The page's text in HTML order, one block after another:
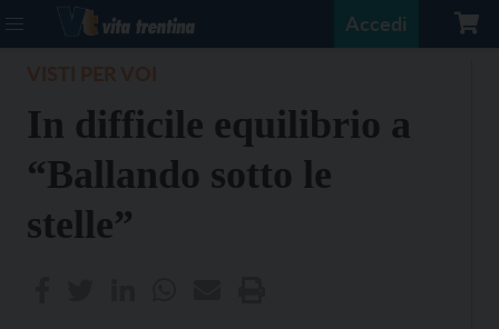
Accedi
In difficile equilibrio a
“Ballando sotto le
stelle”